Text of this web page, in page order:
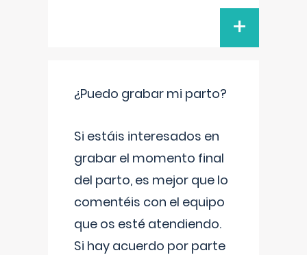
+
¿Puedo grabar mi parto?
Si estáis interesados en
grabar el momento final
del parto, es mejor que lo
comentéis con el equipo
que os esté atendiendo.
Si hay acuerdo por parte